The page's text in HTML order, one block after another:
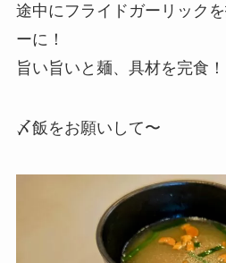
途中にフライドガーリック
ーに！
旨い旨いと麺、具材を完食！
〆飯をお願いして〜